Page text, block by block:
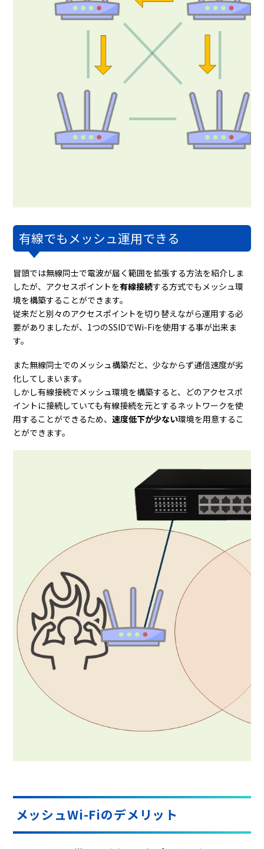
有線でもメッシュ運用できる
冒頭では無線同士で電波が届く範囲を拡張する方法を紹介しま
したが、アクセスポイントを有線接続する方式でもメッシュ環
境を構築することができます。
従来だと別々のアクセスポイントを切り替えながら運用する必
要がありましたが、1つのSSIDでWi-Fiを使用する事が出来ま
す。
また無線同士でのメッシュ構築だと、少なからず通信速度が劣
化してしまいます。
しかし有線接続でメッシュ環境を構築すると、どのアクセスポ
イントに接続していても有線接続を元とするネットワークを使
用することができるため、速度低下が少ない環境を用意するこ
とができます。
メッシュWi-Fiのデメリット